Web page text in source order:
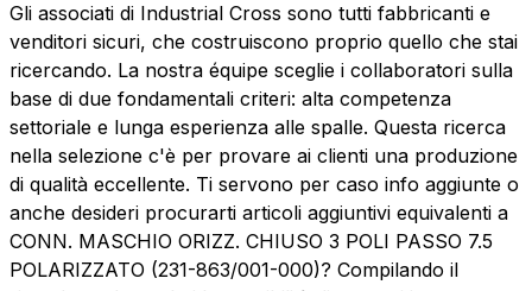
Gli associati di Industrial Cross sono tutti fabbricanti e
venditori sicuri, che costruiscono proprio quello che stai
ricercando. La nostra équipe sceglie i collaboratori sulla
base di due fondamentali criteri: alta competenza
settoriale e lunga esperienza alle spalle. Questa ricerca
nella selezione c'è per provare ai clienti una produzione
di qualità eccellente. Ti servono per caso info aggiunte o
anche desideri procurarti articoli aggiuntivi equivalenti a
CONN. MASCHIO ORIZZ. CHIUSO 3 POLI PASSO 7.5
POLARIZZATO (231-863/001-000)? Compilando il